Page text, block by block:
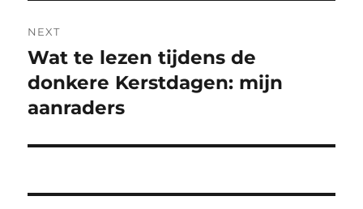
NEXT
Next
post:
Wat te lezen tijdens de
donkere Kerstdagen: mijn
aanraders